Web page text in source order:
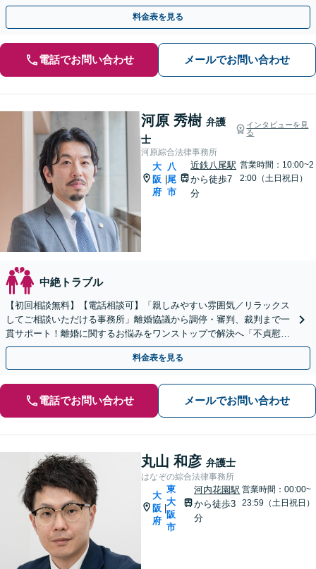
柔軟に対応いたします【夜間・休日相談OK】
料金表を見る
電話でお問い合わせ メールでお問い合わせ
河原 秀樹 弁護
士
インタビューを見
る
河原綜合法律事務所
大
阪
府
八
尾
市
近鉄八尾駅
から徒歩7
分
営業時間：10:00~2
2:00（土日祝日）
中絶トラブル
【初回相談無料】【電話相談可】「親しみやすい雰囲気／リラックス
してご相談いただける事務所」離婚協議から調停・審判、裁判まで一
貫サポート！離婚に関するお悩みをワンストップで解決へ「不貞慰謝
料請求など金銭トラブルも相談可」【休日・夜間相談可】
料金表を見る
電話でお問い合わせ メールでお問い合わせ
丸山 和彦 弁護士
はなぞの綜合法律事務所
大
阪
府
|
東
大
阪
市
河内花園駅
から徒歩3
分
営業時間：00:00~
23:59（土日祝日）